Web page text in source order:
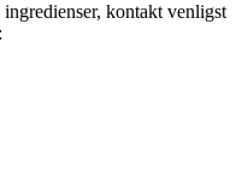
kontakt venligst